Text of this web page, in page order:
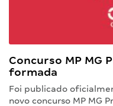
Concurso MP MG
formada
Foi publicado
novo concurso MP MG